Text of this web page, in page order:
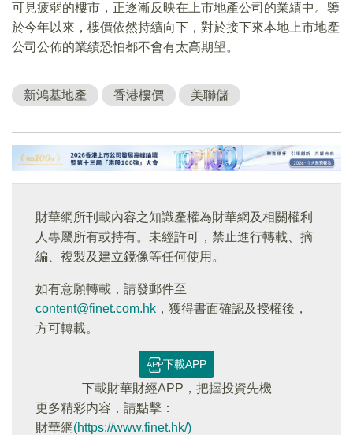
可見疲弱的樓市，正逐漸反映在上市地產公司的業績中。鑒
於今年以來，樓價依然持續向下，對於接下來本地上市地產
公司公佈的業績恐怕都不會有太高期望。
新鴻基地產 香港樓價 美聯儲
財華網所刊載內容之知識產權為財華網及相關權利
人專屬所有或持有。未經許可，禁止進行轉載、摘
編、複製及建立鏡像等任何使用。
如有意願轉載，請發郵件至
content@finet.com.hk ，獲得書面確認及授權後，
方可轉載。
下載APP
下載財華財經APP，把握投資先機
更多精彩内容，請點擊：
財華網(https://www.finet.hk/)